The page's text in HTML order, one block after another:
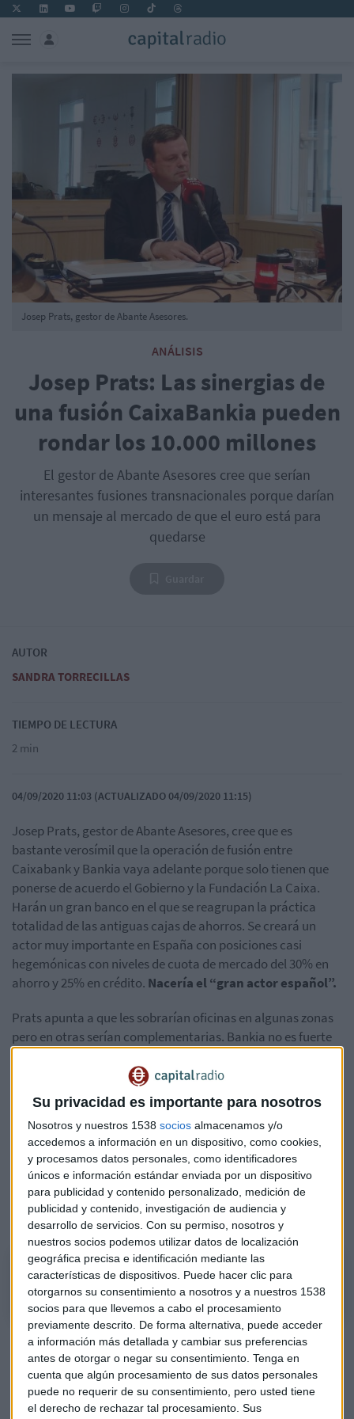
Su privacidad es importante para nosotros
Nosotros y nuestros 1538 socios almacenamos y/o
accedemos a información en un dispositivo, como cookies,
y procesamos datos personales, como identificadores
únicos e información estándar enviada por un dispositivo
para publicidad y contenido personalizado, medición de
publicidad y contenido, investigación de audiencia y
desarrollo de servicios. Con su permiso, nosotros y
nuestros socios podemos utilizar datos de localización
geográfica precisa e identificación mediante las
características de dispositivos. Puede hacer clic para
otorgarnos su consentimiento a nosotros y a nuestros 1538
socios para que llevemos a cabo el procesamiento
previamente descrito. De forma alternativa, puede acceder
a información más detallada y cambiar sus preferencias
antes de otorgar o negar su consentimiento. Tenga en
cuenta que algún procesamiento de sus datos personales
puede no requerir de su consentimiento, pero usted tiene
el derecho de rechazar tal procesamiento. Sus
ANÁLISIS
Josep Prats: Las sinergias de
una fusión CaixaBankia pueden
rondar los 10.000 millones
El gestor de Abante Asesores cree que serían
interesantes fusiones transnacionales porque darían
un mensaje al mercado de que el euro está para
quedarse
Josep Prats, gestor de Abante Asesores.
AUTOR
SANDRA TORRECILLAS
TIEMPO DE LECTURA
2 min
04/09/2020 11:03 (ACTUALIZADO 04/09/2020 11:15)
Josep Prats, gestor de Abante Asesores, cree que es
bastante verosímil que la operación de fusión entre
Caixabank y Bankia vaya adelante porque solo tienen que
ponerse de acuerdo el Gobierno y la Fundación La Caixa.
Harán un gran banco en el que se reagrupan la práctica
totalidad de las antiguas cajas de ahorros. Se creará un
actor muy importante en España con posiciones casi
hegemónicas con niveles de cuota de mercado del 30% en
ahorro y 25% en crédito. Nacería el “gran actor español”.
Prats apunta a que les sobrarían oficinas en algunas zonas
pero en otras serían complementarias. Bankia no es fuerte
en Cataluña con lo que ahí no habría redundancia. En
Canarias y Baleares, tendrían la práctica totalidad del
mercado. “Veremos si se plantea algún tipo de desinversión
forzada, aunque no lo creo”, comenta.
Evidentemente, habríasinergias de costesmuy
importantes que ahora son difíciles de cuantificar pero
serían miles de millones al año.
Escucha aquí el análisis completo:
Josep prats-caixabankia 4-09-20
El experto de Abante Asesores cree que se creará un banco
conuna cuenta de resultados más fuerte a largo plazo
aunque a corto plazo tendrángastos de reestructuración
e indemnizaciones que podrían llevarles a beneficios cero y